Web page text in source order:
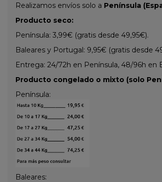
Realizamos envíos solo a Península
Producto seco:
Península: 3,99€ (gratis desde 49,95€).
Baleares y Portugal: 9,95€ (gratis desde
Entrega: 24/72h en Península, 48/96h en
Producto congelado o mixto (solo
Península:
Baleares: